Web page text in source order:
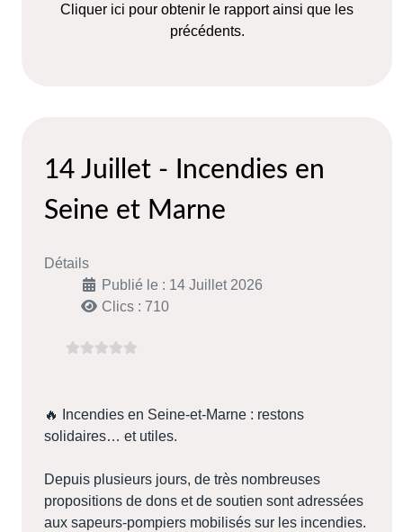
Cliquer ici pour obtenir le rapport ainsi que les
précédents.
14 Juillet - Incendies en
Seine et Marne
Détails
Publié le : 14 Juillet 2026
Clics : 710
🔥 Incendies en Seine-et-Marne : restons
solidaires… et utiles.
Depuis plusieurs jours, de très nombreuses
propositions de dons et de soutien sont adressées
aux sapeurs-pompiers mobilisés sur les incendies.